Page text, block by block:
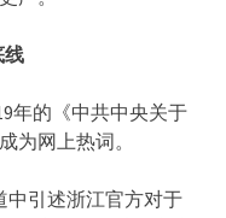
线
年的《中共中央关于
为网上热词。
中引述浙江官方对于